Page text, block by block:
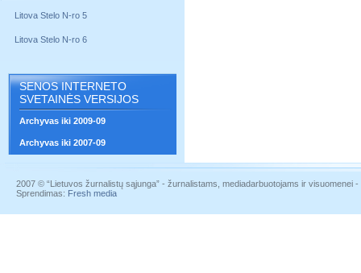
Litova Stelo N-ro 5
Litova Stelo N-ro 6
SENOS INTERNETO
SVETAINĖS VERSIJOS
Archyvas iki 2009-09
Archyvas iki 2007-09
2007 © “Lietuvos žurnalistų sąjunga” - žurnalistams, mediadarbuotojams ir visuomenei
Sprendimas: Fresh media